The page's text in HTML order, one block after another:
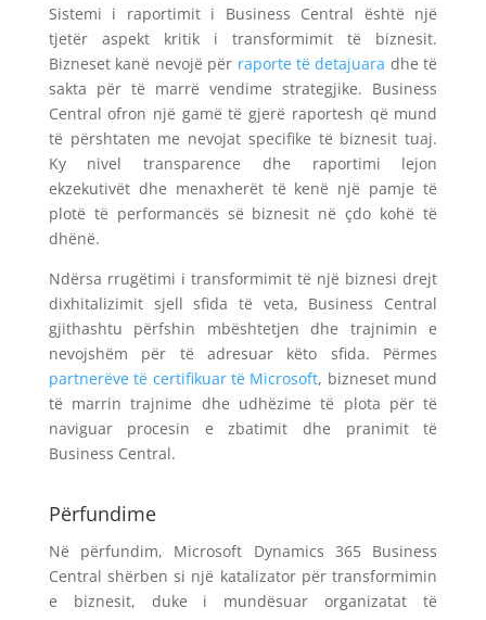
Sistemi i raportimit i Business Central është një
tjetër aspekt kritik i transformimit të biznesit.
Bizneset kanë nevojë për raporte të detajuara dhe të
sakta për të marrë vendime strategjike. Business
Central ofron një gamë të gjerë raportesh që mund
të përshtaten me nevojat specifike të biznesit tuaj.
Ky nivel transparence dhe raportimi lejon
ekzekutivët dhe menaxherët të kenë një pamje të
plotë të performancës së biznesit në çdo kohë të
dhënë.
Ndërsa rrugëtimi i transformimit të një biznesi drejt
dixhitalizimit sjell sfida të veta, Business Central
gjithashtu përfshin mbështetjen dhe trajnimin e
nevojshëm për të adresuar këto sfida. Përmes
partnerëve të certifikuar të Microsoft, bizneset mund
të marrin trajnime dhe udhëzime të plota për të
naviguar procesin e zbatimit dhe pranimit të
Business Central.
Përfundime
Në përfundim, Microsoft Dynamics 365 Business
Central shërben si një katalizator për transformimin
e biznesit, duke i mundësuar organizatat të